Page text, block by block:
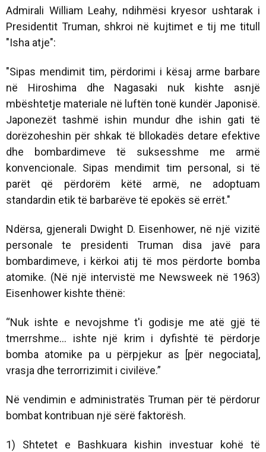
Admirali William Leahy, ndihmësi kryesor ushtarak i
Presidentit Truman, shkroi në kujtimet e tij me titull
"Isha atje":
"Sipas mendimit tim, përdorimi i kësaj arme barbare
në Hiroshima dhe Nagasaki nuk kishte asnjë
mbështetje materiale në luftën tonë kundër Japonisë.
Japonezët tashmë ishin mundur dhe ishin gati të
dorëzoheshin për shkak të bllokadës detare efektive
dhe bombardimeve të suksesshme me armë
konvencionale. Sipas mendimit tim personal, si të
parët që përdorëm këtë armë, ne adoptuam
standardin etik të barbarëve të epokës së errët."
Ndërsa, gjenerali Dwight D. Eisenhower, në një vizitë
personale te presidenti Truman disa javë para
bombardimeve, i kërkoi atij të mos përdorte bomba
atomike. (Në një intervistë me Newsweek në 1963)
Eisenhower kishte thënë:
“Nuk ishte e nevojshme t'i godisje me atë gjë të
tmerrshme… ishte një krim i dyfishtë të përdorje
bomba atomike pa u përpjekur as [për negociata],
vrasja dhe terrorrizimit i civilëve.”
Në vendimin e administratës Truman për të përdorur
bombat kontribuan një sërë faktorësh.
1) Shtetet e Bashkuara kishin investuar kohë të